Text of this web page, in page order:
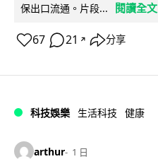
保出口流通。片段...
閱讀全文
67 21 ↗ 分享
科技娛樂 生活科技 健康
arthur 1 日